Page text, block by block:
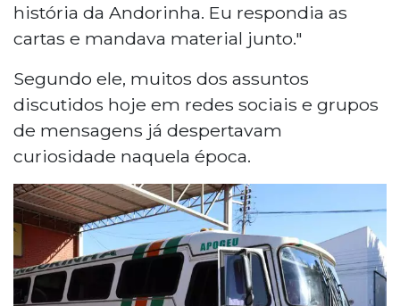
história da Andorinha. Eu respondia as
cartas e mandava material junto."
Segundo ele, muitos dos assuntos
discutidos hoje em redes sociais e grupos
de mensagens já despertavam
curiosidade naquela época.